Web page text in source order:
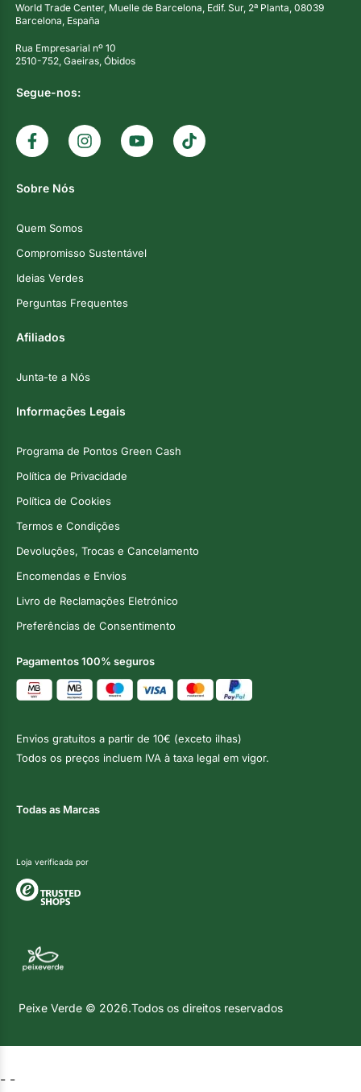
World Trade Center, Muelle de Barcelona, Edif. Sur, 2ª Planta, 08039
Barcelona, España
Rua Empresarial nº 10
2510-752, Gaeiras, Óbidos
Segue-nos:
Sobre Nós
Quem Somos
Compromisso Sustentável
Ideias Verdes
Perguntas Frequentes
Afiliados
Junta-te a Nós
Informações Legais
Programa de Pontos Green Cash
Política de Privacidade
Política de Cookies
Termos e Condições
Devoluções, Trocas e Cancelamento
Encomendas e Envios
Livro de Reclamações Eletrónico
Preferências de Consentimento
Pagamentos 100% seguros
Envios gratuitos a partir de 10€ (exceto ilhas)
Todos os preços incluem IVA à taxa legal em vigor.
Todas as Marcas
Loja verificada por
Peixe Verde © 2026.Todos os direitos reservados
- -